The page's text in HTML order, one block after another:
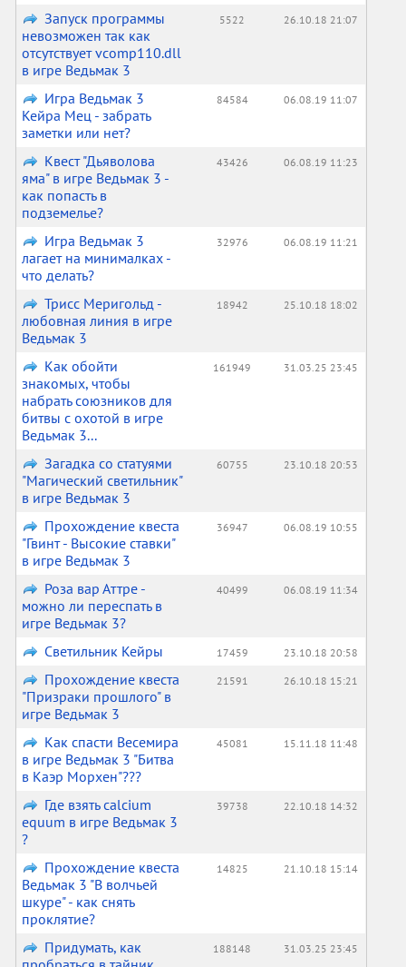
Запуск программы
невозможен так как
отсутствует vcomp110.dll
в игре Ведьмак 3
5522 26.10.18 21:07
Игра Ведьмак 3
Кейра Мец - забрать
заметки или нет?
84584 06.08.19 11:07
Квест "Дьяволова
яма" в игре Ведьмак 3 -
как попасть в
подземелье?
43426 06.08.19 11:23
Игра Ведьмак 3
лагает на минималках -
что делать?
32976 06.08.19 11:21
Трисс Меригольд -
любовная линия в игре
Ведьмак 3
18942 25.10.18 18:02
Как обойти
знакомых, чтобы
набрать союзников для
битвы с охотой в игре
Ведьмак 3...
161949 31.03.25 23:45
Загадка со статуями
"Магический светильник"
в игре Ведьмак 3
60755 23.10.18 20:53
Прохождение квеста
"Гвинт - Высокие ставки"
в игре Ведьмак 3
36947 06.08.19 10:55
Роза вар Аттре -
можно ли переспать в
игре Ведьмак 3?
40499 06.08.19 11:34
Светильник Кейры 17459 23.10.18 20:58
Прохождение квеста
"Призраки прошлого" в
игре Ведьмак 3
21591 26.10.18 15:21
Как спасти Весемира
в игре Ведьмак 3 "Битва
в Каэр Морхен"???
45081 15.11.18 11:48
Где взять calcium
equum в игре Ведьмак 3
?
39738 22.10.18 14:32
Прохождение квеста
Ведьмак 3 "В волчьей
шкуре" - как снять
проклятие?
14825 21.10.18 15:14
Придумать, как
188148 31.03.25 23:45